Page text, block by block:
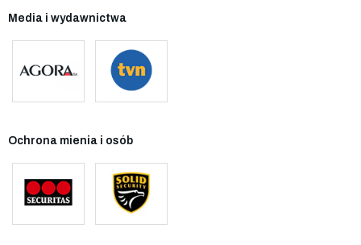
Media i wydawnictwa
Ochrona mienia i osób